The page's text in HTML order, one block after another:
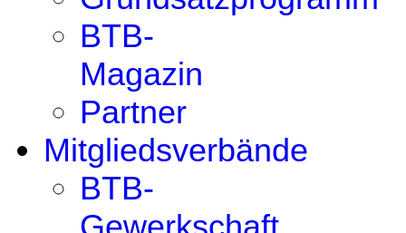
BTB-
Magazin
Partner
Mitgliedsverbände
BTB-